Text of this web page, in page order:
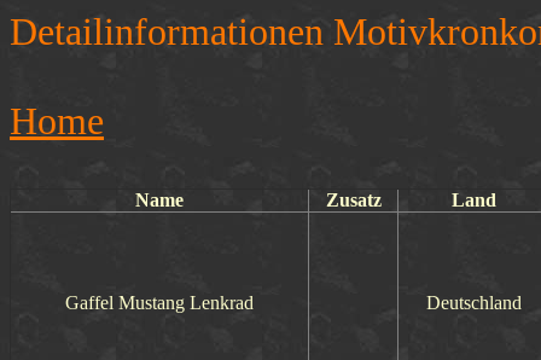
Detailinformationen
Home
Name Zusatz Land
Gaffel Mustang Lenkrad Deutschland